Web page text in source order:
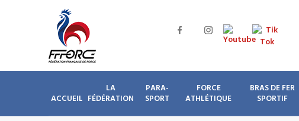
ACCUEIL
LA
FÉDÉRATION
PARA-
SPORT
FORCE
ATHLÉTIQUE
BRAS DE FER
SPORTIF